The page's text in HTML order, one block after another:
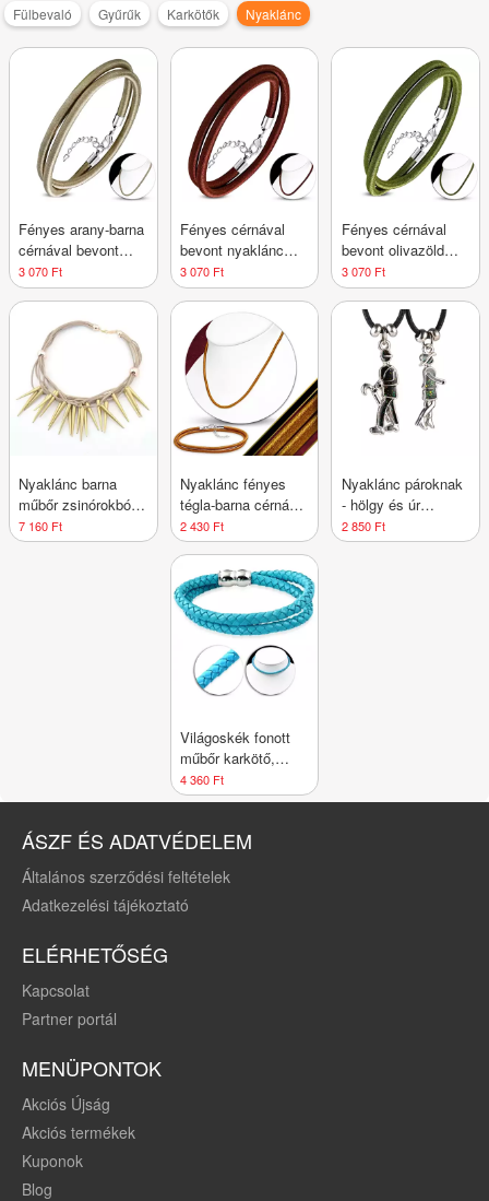
Fülbevaló Gyűrűk Karkötők Nyaklánc
Fényes arany-barna
cérnával bevont
nyaklánc,
delfinkapocs
3 070 Ft
Fényes cérnával
bevont nyaklánc
csokoládé-barna
színben,
delfinkapocs
3 070 Ft
Fényes cérnával
bevont olivazöld
nyaklánc, állítható
hosszúság,
delfinkapocs
3 070 Ft
Nyaklánc barna
műbőr zsinórokból
és csúcsos arany
színű kúpokból
7 160 Ft
Nyaklánc fényes
tégla-barna cérnával
bevonva,
delfinkapocs
2 430 Ft
Nyaklánc pároknak
- hölgy és úr
esernyővel
2 850 Ft
Világoskék fonott
műbőr karkötő,
mágneses
kapcsolás
4 360 Ft
ÁSZF ÉS ADATVÉDELEM
Általános szerződési feltételek
Adatkezelési tájékoztató
ELÉRHETŐSÉG
Kapcsolat
Partner portál
MENÜPONTOK
Akciós Újság
Akciós termékek
Kuponok
Blog